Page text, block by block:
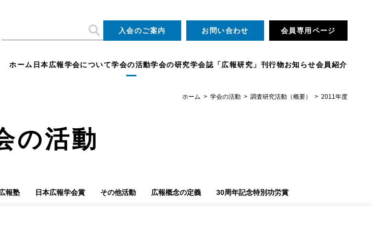
ホーム 日本広報学会について学会の活動学会の研究学会誌「広報研究」 刊行物お知らせ会員紹介
入会のご案内 お問い合わせ 会員専用ページ
ホーム 学会の活動 調査研究活動（概要） 2011年度
の活動
報塾 日本広報学会賞 その他活動 広報概念の定義 30周年記念特別功労賞